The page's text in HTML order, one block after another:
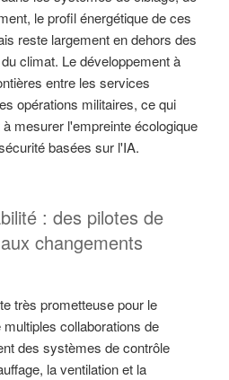
le profil énergétique de ces
reste largement en dehors des
climat. Le développement à
entre les services
opérations militaires, ce qui
mesurer l'empreinte écologique
basées sur l'IA.
: des pilotes de
changements
très prometteuse pour le
collaborations de
des systèmes de contrôle
la ventilation et la